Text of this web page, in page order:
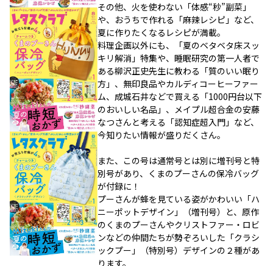
その他、火を使わない「体感“秒”副菜」
や、おうちで作れる「麻辣レシピ」など、
夏に作りたくなるレシピが満載。
料理企画以外にも、「夏のベタベタ床スッ
キリ解消」特集や、睡眠研究の第一人者で
ある柳沢正史先生に教わる「質のいい眠り
方」、無印良品やカルディコーヒーファー
ム、成城石井などで買える「1000円台以下
のおいしい名品」、メイプル超合金の安藤
なつさんと考える「認知症超入門」など、
今知りたい情報が盛りだくさん。
また、この号は通常号とは別に増刊号と特
別号があり、くまのプーさんの保冷バッグ
が付録に！
プーさんが蜂を見ている姿がかわいい「ハ
ニーポットデザイン」（増刊号）と、原作
のくまのプーさんやクリストファー・ロビ
ンなどの仲間たちが勢ぞろいした「クラシ
ックプー」（特別号）デザインの２種があ
ります。